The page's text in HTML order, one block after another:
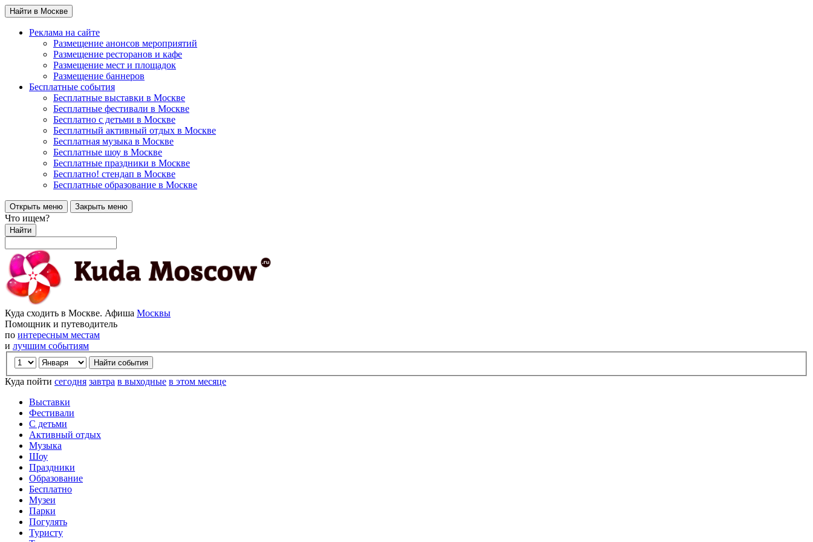
Найти в Москве
Реклама на сайте
Размещение анонсов мероприятий
Размещение ресторанов и кафе
Размещение мест и площадок
Размещение баннеров
Бесплатные события
Бесплатные выставки в Москве
Бесплатные фестивали в Москве
Бесплатно с детьми в Москве
Бесплатный активный отдых в Москве
Бесплатная музыка в Москве
Бесплатные шоу в Москве
Бесплатные праздники в Москве
Бесплатно! стендап в Москве
Бесплатные образование в Москве
Открыть меню Закрыть меню
Что ищем?
Найти
Куда сходить в Москве. Афиша Москвы
Помощник и путеводитель
по интересным местам
и лучшим событиям
Куда пойти сегодня завтра в выходные в этом месяце
Выставки
Фестивали
С детьми
Активный отдых
Музыка
Шоу
Праздники
Образование
Бесплатно
Музеи
Парки
Погулять
Туристу